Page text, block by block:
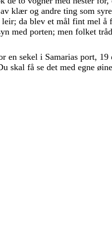
av klær og andre ting som
leir; da blev et mål fint mel å
med porten; men folket
en sekel i Samarias port, 19
skal få se det med egne øine